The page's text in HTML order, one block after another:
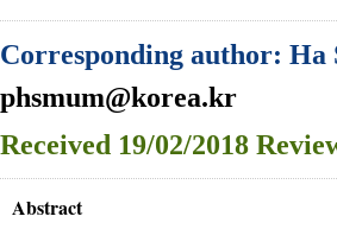
Corresponding author: Ha
phsmum@korea.kr
Received 19/02/2018
Abstract